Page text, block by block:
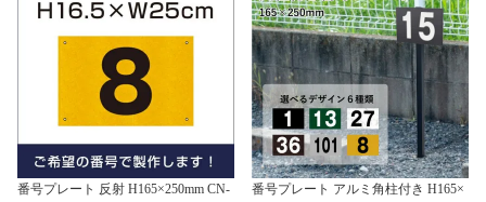
番号プレート 反射 H165×250mm CN-
番号プレート アルミ角柱付き H165×